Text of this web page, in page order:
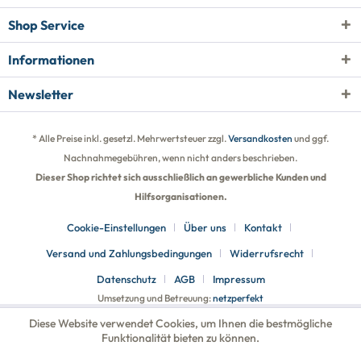
Shop Service
Informationen
Newsletter
* Alle Preise inkl. gesetzl. Mehrwertsteuer zzgl.Versandkosten und ggf.
Nachnahmegebühren, wenn nicht anders beschrieben.
Dieser Shop richtet sich ausschließlich an gewerbliche Kunden und
Hilfsorganisationen.
Cookie-Einstellungen Über uns
Kontakt
Versand und Zahlungsbedingungen
Widerrufsrecht
Datenschutz
AGB Impressum
Umsetzung und Betreuung:netzperfekt
Diese Website verwendet Cookies, um Ihnen die bestmögliche
Funktionalität bieten zu können.